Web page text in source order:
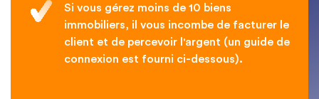
Si vous gérez moins de 10 biens
immobiliers, il vous incombe de facturer le
client et de percevoir l'argent (un guide de
connexion est fourni ci-dessous).